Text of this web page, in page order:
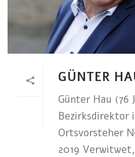
GÜNTER
Günter Hau (76
Bezirksdirektor
Ortsvorsteher
2019